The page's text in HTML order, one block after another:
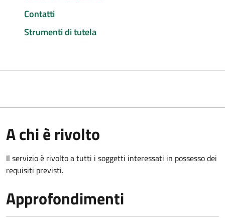
Contatti
Strumenti di tutela
A chi è rivolto
Il servizio è rivolto a tutti i soggetti interessati in possesso dei
requisiti previsti.
Approfondimenti